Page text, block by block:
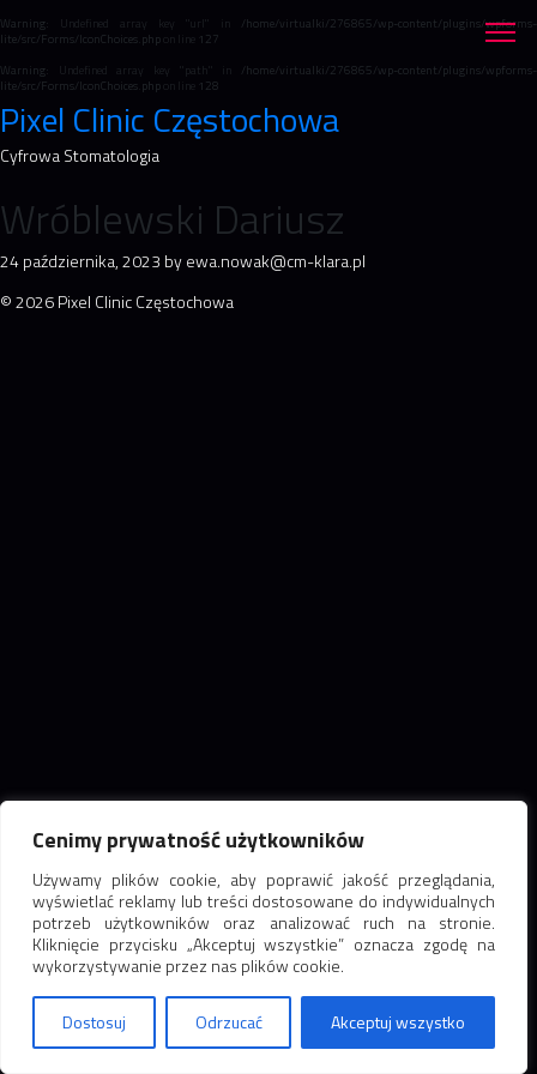
Cenimy prywatność użytkowników
Używamy plików cookie, aby poprawić jakość przeglądania,
wyświetlać reklamy lub treści dostosowane do indywidualnych
potrzeb użytkowników oraz analizować ruch na stronie.
Kliknięcie przycisku „Akceptuj wszystkie” oznacza zgodę na
wykorzystywanie przez nas plików cookie.
Dostosuj Odrzucać Akceptuj wszystko
Warning : Undefined array key "url" in /home/virtualki/276865/wp-content/plugins/wpforms-
lite/src/Forms/IconChoices.php
127
Warning : Undefined array key "path" in /home/virtualki/276865/wp-content/plugins/wpforms-
lite/src/Forms/IconChoices.php
128
Pixel Clinic Częstochowa
Cyfrowa Stomatologia
Wróblewski Dariusz
24 października, 2023 by ewa.nowak@cm-klara.pl
© 2026 Pixel Clinic Częstochowa